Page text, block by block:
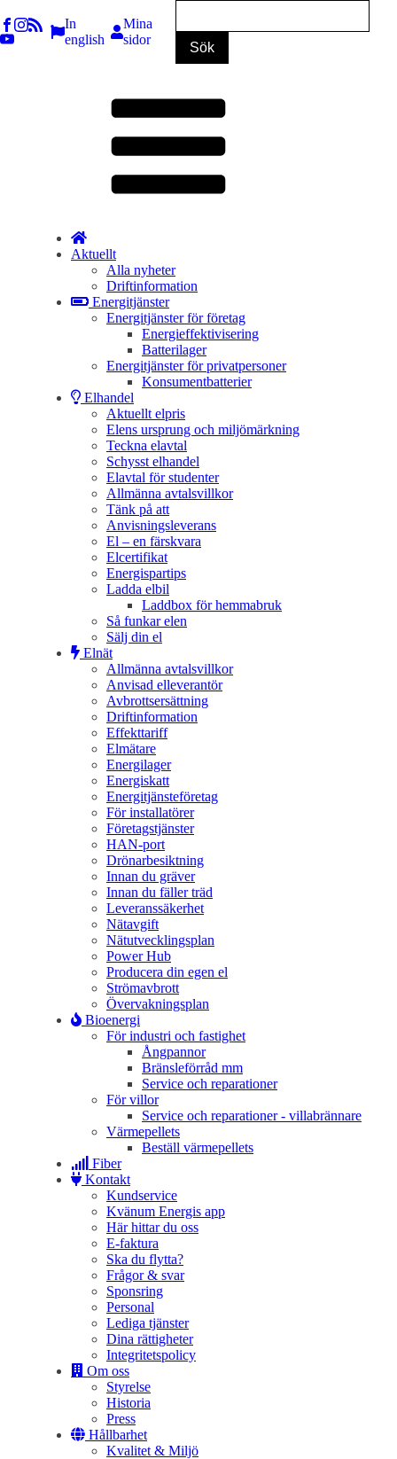
In
english
Mina
sidor
Aktuellt
Alla nyheter
Driftinformation
Energitjänster
Energitjänster för företag
Energieffektivisering
Batterilager
Energitjänster för privatpersoner
Konsumentbatterier
Elhandel
Aktuellt elpris
Elens ursprung och miljömärkning
Teckna elavtal
Schysst elhandel
Elavtal för studenter
Allmänna avtalsvillkor
Tänk på att
Anvisningsleverans
El – en färskvara
Elcertifikat
Energispartips
Ladda elbil
Laddbox för hemmabruk
Så funkar elen
Sälj din el
Elnät
Allmänna avtalsvillkor
Anvisad elleverantör
Avbrottsersättning
Driftinformation
Effekttariff
Elmätare
Energilager
Energiskatt
Energitjänsteföretag
För installatörer
Företagstjänster
HAN-port
Drönarbesiktning
Innan du gräver
Innan du fäller träd
Leveranssäkerhet
Nätavgift
Nätutvecklingsplan
Power Hub
Producera din egen el
Strömavbrott
Övervakningsplan
Bioenergi
För industri och fastighet
Ångpannor
Bränsleförråd mm
Service och reparationer
För villor
Service och reparationer - villabrännare
Värmepellets
Beställ värmepellets
Fiber
Kontakt
Kundservice
Kvänum Energis app
Här hittar du oss
E-faktura
Ska du flytta?
Frågor & svar
Sponsring
Personal
Lediga tjänster
Dina rättigheter
Integritetspolicy
Om oss
Styrelse
Historia
Press
Hållbarhet
Kvalitet & Miljö